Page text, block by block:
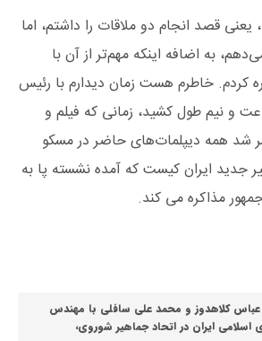
قصد انجام دو ملاقات را داشتم، اما
می‌دهم، به اضافه اینکه مهم‌تر از آن با
کردم. خاطرم هست زمان دیدارم با رئیس
و نیم طول کشید، زمانی که فیلم و
شد همه دیپلمات‌های حاضر در مسکو
ایران کیست که آمده نشسته پا به
مذاکره می کند.
عباس کلاهدوز و محمد علی سافلی با مهندس
ایران در اتحاد جماهیر شوروی،